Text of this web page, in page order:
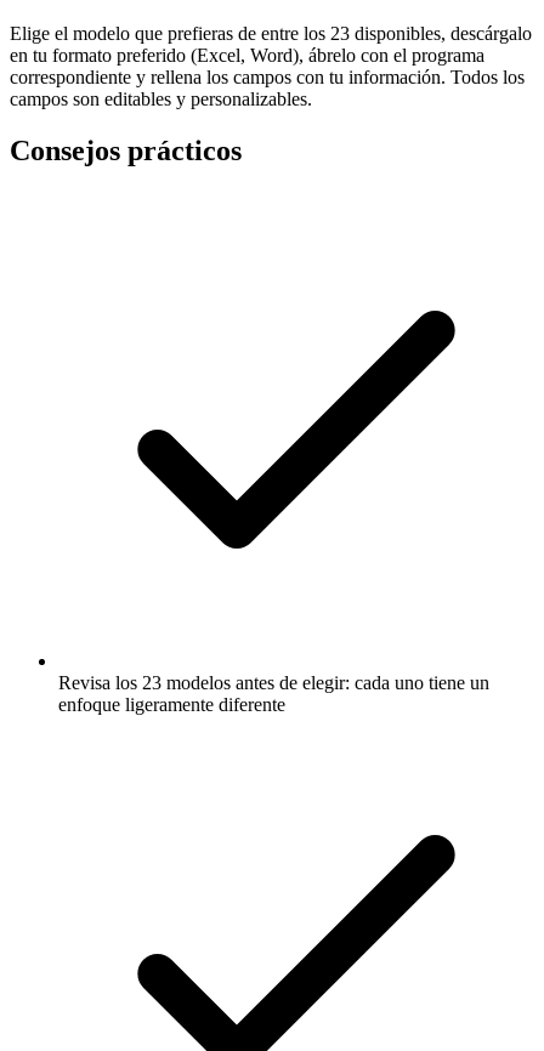
Elige el modelo que prefieras de entre los 23 disponibles, descárgalo
en tu formato preferido (Excel, Word), ábrelo con el programa
correspondiente y rellena los campos con tu información. Todos los
campos son editables y personalizables.
Consejos prácticos
Revisa los 23 modelos antes de elegir: cada uno tiene un
enfoque ligeramente diferente